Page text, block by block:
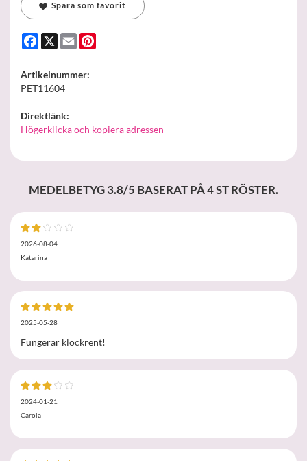
Spara som favorit
Facebook
X Email
Artikelnummer:
PET11604
Direktlänk:
Högerklicka och kopiera adressen
MEDELBETYG3.8/5 BASERAT PÅ4ST RÖSTER.
2026-08-04
Katarina
2025-05-28
Fungerar klockrent!
2024-01-21
Carola